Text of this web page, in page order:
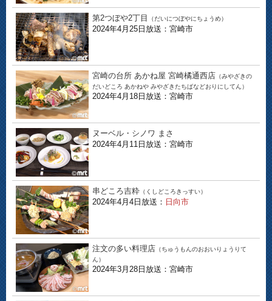
第2つぼや2丁目 （だいにつぼやにちょうめ）
2024年4月25日放送：宮崎市
宮崎の台所 あかね屋 宮崎橘通西店 （みやざきの
だいどころ あかねや みやざきたちばなどおりにしてん）
2024年4月18日放送：宮崎市
ヌーベル・シノワ まさ
2024年4月11日放送：宮崎市
串どころ吉粋 （くしどころきっすい）
2024年4月4日放送： 日向市
注文の多い料理店 （ちゅうもんのおおいりょうりて
ん）
2024年3月28日放送：宮崎市